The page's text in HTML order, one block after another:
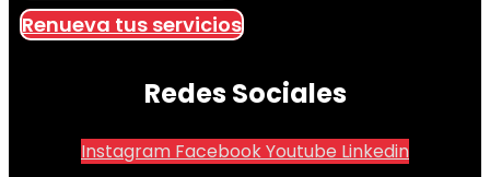
Renueva tus servicios
Redes Sociales
Instagram FacebookYoutube Linkedin